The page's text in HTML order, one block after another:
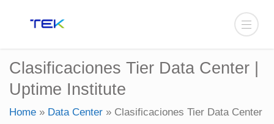
Clasificaciones Tier Data Center |
Uptime Institute
Home » Data Center » Clasificaciones Tier Data Center